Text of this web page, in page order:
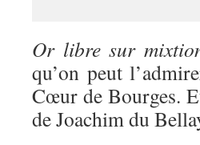
Or libre sur
qu’on peut
Cœur de Bourges.
de Joachim du